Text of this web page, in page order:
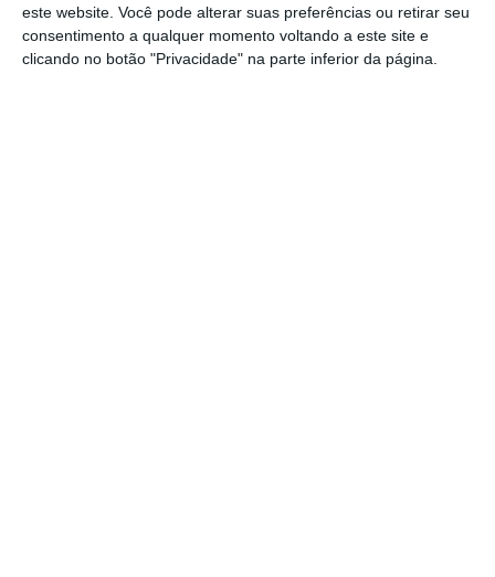
este website. Você pode alterar suas preferências ou retirar seu
consentimento a qualquer momento voltando a este site e
clicando no botão "Privacidade" na parte inferior da página.
dezembro. O alerta foi dado pelas 16h40.
Segundo fonte da Proteção Civil, a vítima,